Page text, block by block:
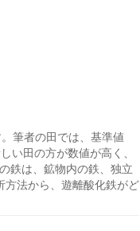
筆者の田では、基準値
い田の方が数値が高く、
鉄は、鉱物内の鉄、独立
方法から、遊離酸化鉄がど